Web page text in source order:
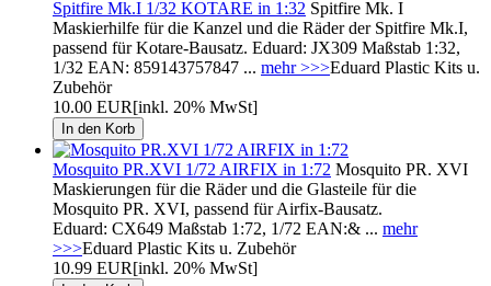
Spitfire Mk.I 1/32 KOTARE in 1:32 Spitfire Mk. I
Maskierhilfe für die Kanzel und die Räder der Spitfire Mk.I,
passend für Kotare-Bausatz. Eduard: JX309 Maßstab 1:32,
1/32 EAN: 859143757847 ... mehr >>>Eduard Plastic Kits u.
Zubehör
10.00 EUR[inkl. 20% MwSt]
Mosquito PR.XVI 1/72 AIRFIX in 1:72 Mosquito PR. XVI
Maskierungen für die Räder und die Glasteile für die
Mosquito PR. XVI, passend für Airfix-Bausatz.
Eduard: CX649 Maßstab 1:72, 1/72 EAN:& ... mehr
>>>Eduard Plastic Kits u. Zubehör
10.99 EUR[inkl. 20% MwSt]